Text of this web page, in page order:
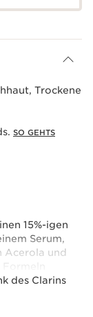
Trockene
SO GEHTS
15%-igen
Serum,
Acerola und
des Clarins